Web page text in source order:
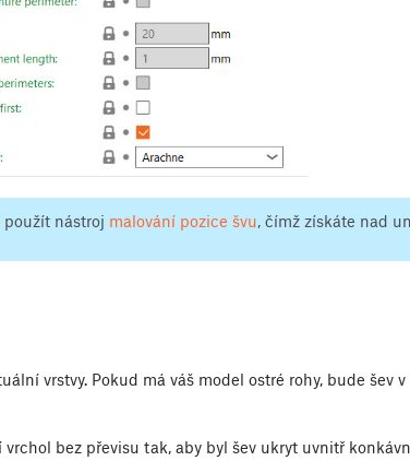
použít nástroj malování pozice švu, čímž získáte nad
vrstvy. Pokud má váš model ostré rohy, bude šev
bez převisu tak, aby byl šev ukryt uvnitř